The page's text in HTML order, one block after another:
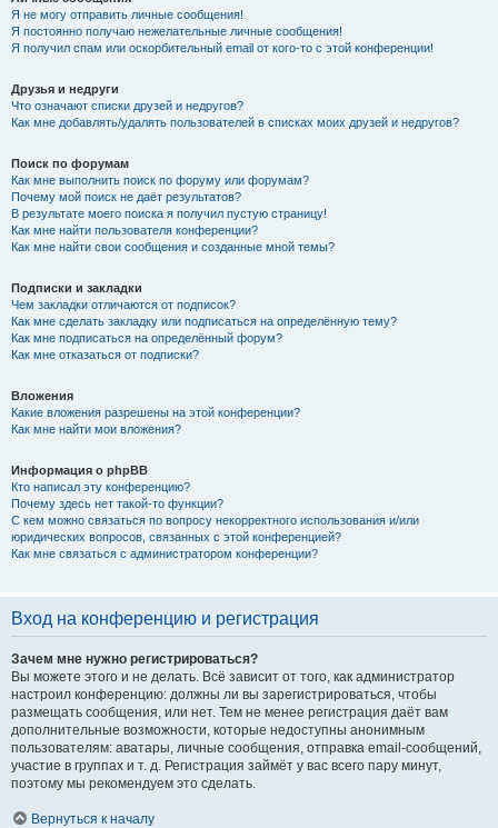
Я не могу отправить личные сообщения!
Я постоянно получаю нежелательные личные сообщения!
Я получил спам или оскорбительный email от кого-то с этой конференции!
Друзья и недруги
Что означают списки друзей и недругов?
Как мне добавлять/удалять пользователей в списках моих друзей и недругов?
Поиск по форумам
Как мне выполнить поиск по форуму или форумам?
Почему мой поиск не даёт результатов?
В результате моего поиска я получил пустую страницу!
Как мне найти пользователя конференции?
Как мне найти свои сообщения и созданные мной темы?
Подписки и закладки
Чем закладки отличаются от подписок?
Как мне сделать закладку или подписаться на определённую тему?
Как мне подписаться на определённый форум?
Как мне отказаться от подписки?
Вложения
Какие вложения разрешены на этой конференции?
Как мне найти мои вложения?
Информация о phpBB
Кто написал эту конференцию?
Почему здесь нет такой-то функции?
С кем можно связаться по вопросу некорректного использования и/или
юридических вопросов, связанных с этой конференцией?
Как мне связаться с администратором конференции?
Вход на конференцию и регистрация
Зачем мне нужно регистрироваться?
Вы можете этого и не делать. Всё зависит от того, как администратор
настроил конференцию: должны ли вы зарегистрироваться, чтобы
размещать сообщения, или нет. Тем не менее регистрация даёт вам
дополнительные возможности, которые недоступны анонимным
пользователям: аватары, личные сообщения, отправка email-сообщений,
участие в группах и т. д. Регистрация займёт у вас всего пару минут,
поэтому мы рекомендуем это сделать.
Вернуться к началу